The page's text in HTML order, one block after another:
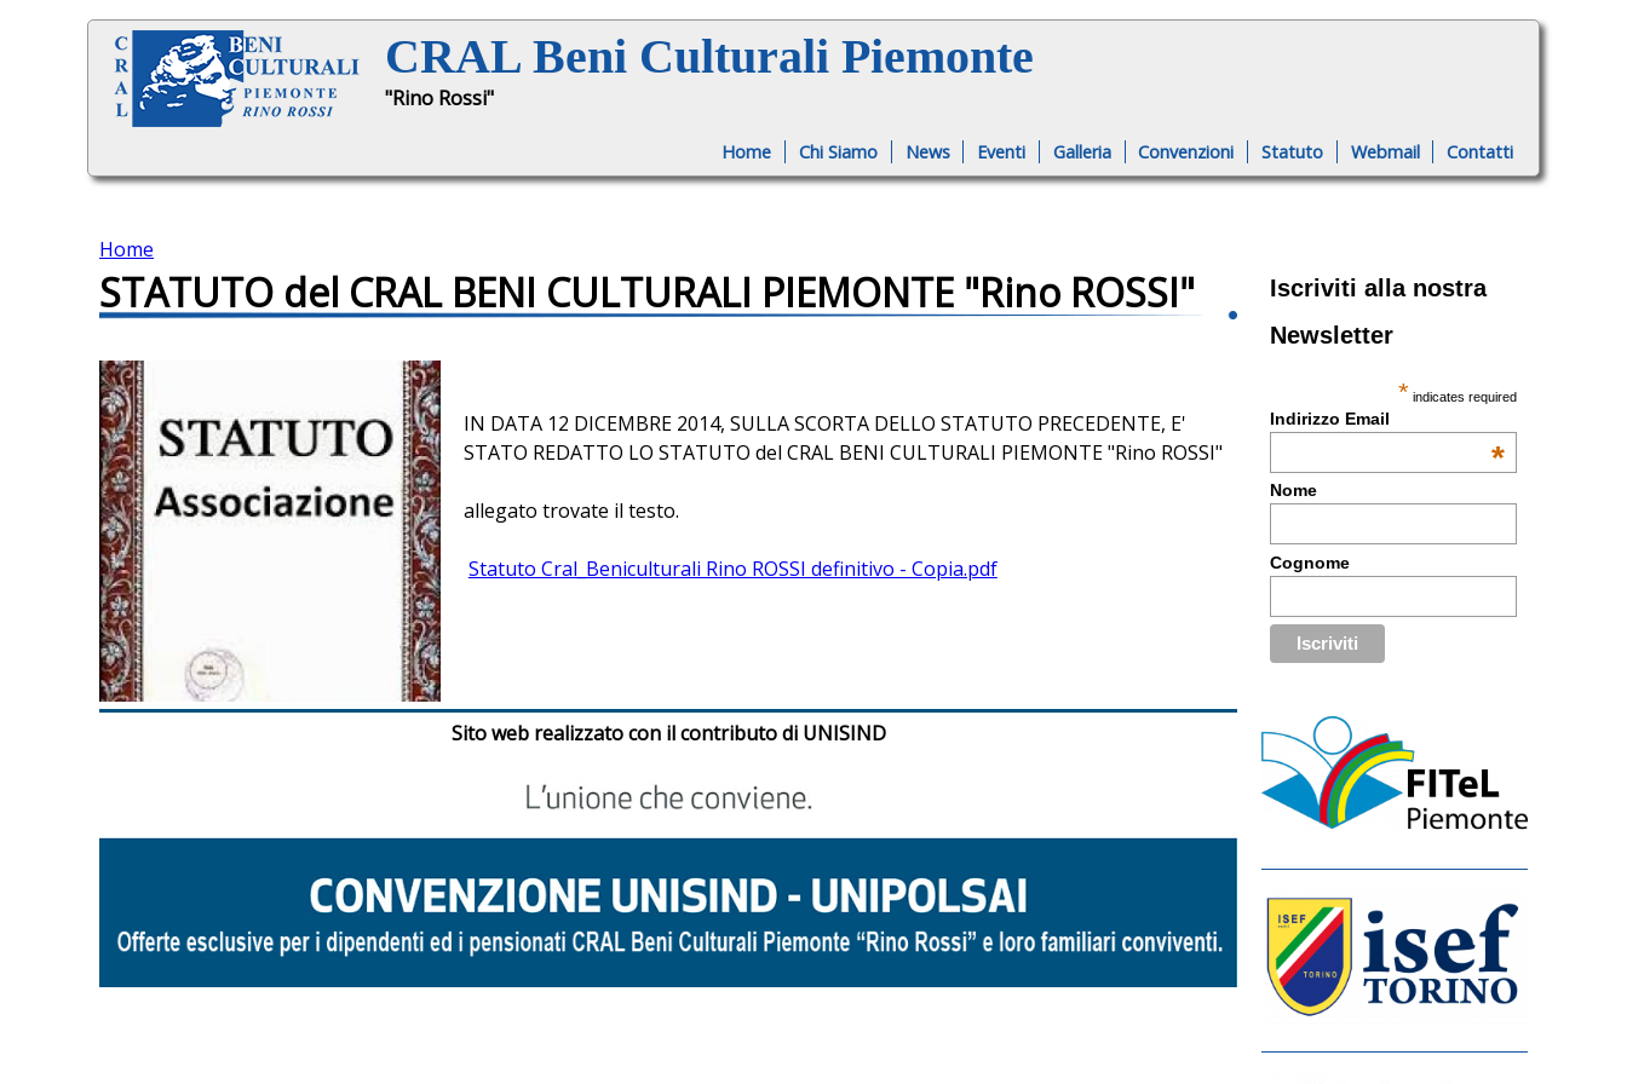
Jump to navigation
CRAL Beni Culturali Piemonte
"Rino Rossi"
Home Chi Siamo News Eventi Galleria Convenzioni Statuto Webmail Contatti
T
u
s
e
i
q
u
i
Home
STATUTO del CRAL BENI CULTURALI PIEMONTE "Rino ROSSI"
IN DATA 12 DICEMBRE 2014, SULLA SCORTA DELLO STATUTO PRECEDENTE, E'
STATO REDATTO LO STATUTO del CRAL BENI CULTURALI PIEMONTE "Rino ROSSI"
allegato trovate il testo.
Statuto Cral_Beniculturali Rino ROSSI definitivo - Copia.pdf
Sito web realizzato con il contributo di UNISIND
Iscriviti alla nostra
Newsletter
* indicates required
Indirizzo Email
*
Nome
Cognome